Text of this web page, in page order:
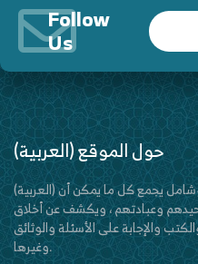
Follow
Us
(العربية) حول الموقع
(العربية) موقع الإسلام العتيق هو موقع عام وشامل يجمع كل ما يمكن أن
وعبادتهم ، ويكشف عن أخلاق
والإجابة على الأسئلة والوثائق
وغيرها.